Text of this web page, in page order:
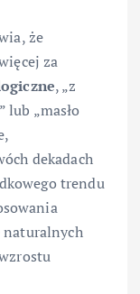
że
za
, „z
„masło
dekadach
trendu
naturalnych